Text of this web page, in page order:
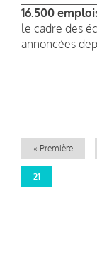
16.500
le cadre des
annoncées
Première
« Première
Page
21